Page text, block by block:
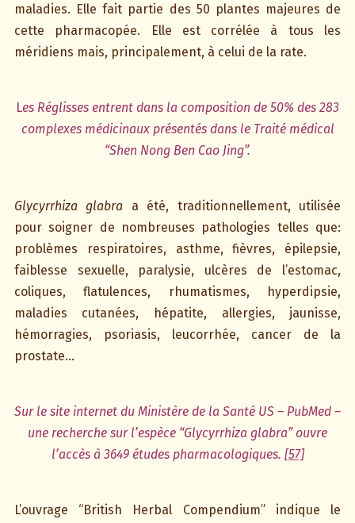
maladies. Elle fait partie des 50 plantes majeures de
cette pharmacopée. Elle est corrélée à tous les
méridiens mais, principalement, à celui de la rate.
Les Réglisses entrent dans la composition de 50% des 283
complexes médicinaux présentés dans le Traité médical
“Shen Nong Ben Cao Jing”.
Glycyrrhiza glabra a été, traditionnellement, utilisée
pour soigner de nombreuses pathologies telles que:
problèmes respiratoires, asthme, fièvres, épilepsie,
faiblesse sexuelle, paralysie, ulcères de l’estomac,
coliques, flatulences, rhumatismes, hyperdipsie,
maladies cutanées, hépatite, allergies, jaunisse,
hémorragies, psoriasis, leucorrhée, cancer de la
prostate…
Sur le site internet du Ministère de la Santé US – PubMed –
une recherche sur l’espèce “Glycyrrhiza glabra” ouvre
l’accès à 3649 études pharmacologiques. [57]
L’ouvrage “British Herbal Compendium” indique le